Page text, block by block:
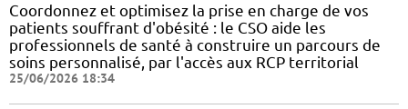
Coordonnez et optimisez la prise en charge de vos
patients souffrant d'obésité : le CSO aide les
professionnels de santé à construire un parcours de
soins personnalisé, par l'accès aux RCP territorial
25/06/2026 18:34